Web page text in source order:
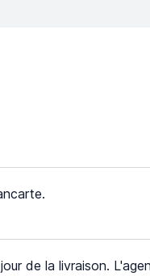
de la livraison.